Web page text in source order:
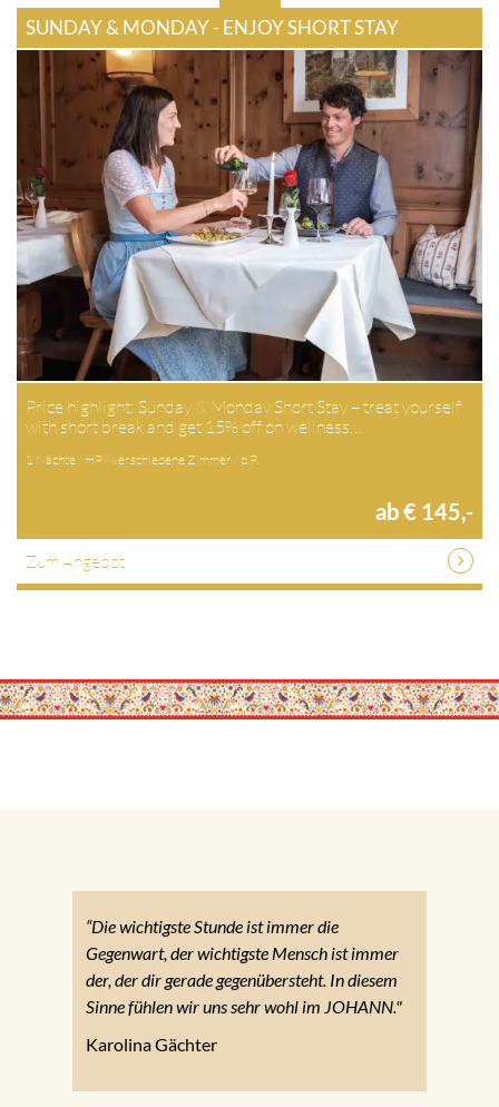
SUNDAY & MONDAY - ENJOY SHORT STAY
Price highlight: Sunday & Monday Short Stay – treat yourself
with short break and get 15% off on wellness…
1 Nächte / HP / verschiedene Zimmer / p.P.
ab € 145,-
Zum Angebot
“Die wichtigste Stunde ist immer die
Gegenwart, der wichtigste Mensch ist immer
der, der dir gerade gegenübersteht. In diesem
Sinne fühlen wir uns sehr wohl im JOHANN."
Karolina Gächter